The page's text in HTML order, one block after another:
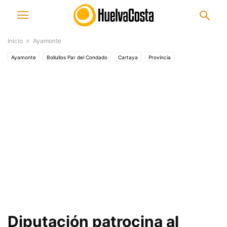
Inicio Ayamonte
Ayamonte Bollullos Par del Condado Cartaya Provincia
Diputación patrocina al